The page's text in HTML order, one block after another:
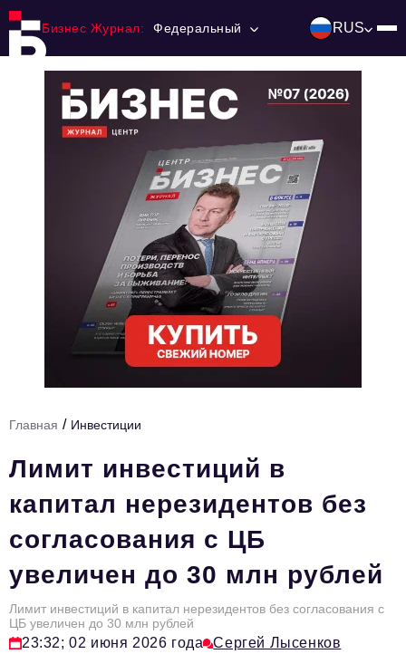
Бизнес Журнал: Федеральный RUS
Ниши и рынки
Технологии и тренды
HR
Персона номера
Юридический практикум
Стиль жизни
Туризм
Импортозамещение
Главная / Инвестиции
Лимит инвестиций в
капитал нерезидентов без
согласования с ЦБ
увеличен до 30 млн рублей
Лимит инвестиций в капитал нерезидентов без согласования с
ЦБ увеличен до 30 млн рублей
23:32; 02 июня 2026 года Сергей Лысенков